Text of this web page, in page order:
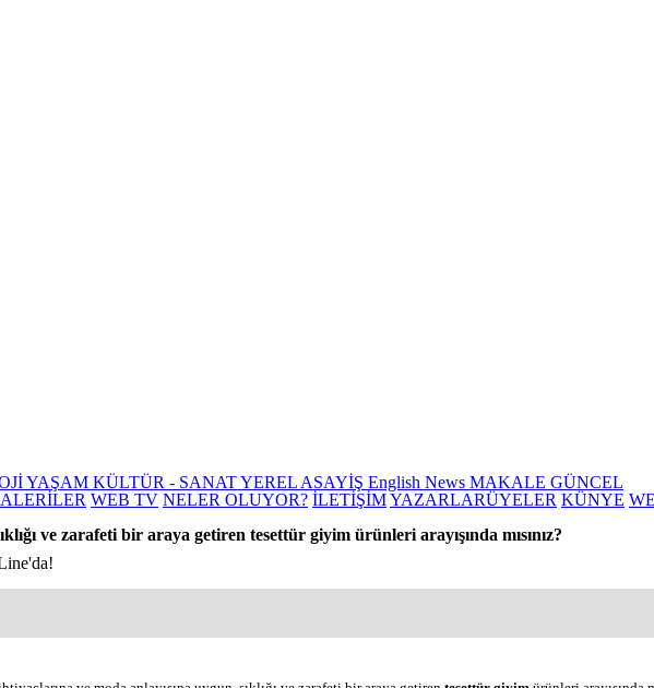
YAŞAM KÜLTÜR - SANATYEREL ASAYİŞ English News MAKALE GÜNCEL
WEB TV NELER OLUYOR? İLETİŞİMYAZARLARÜYELER KÜNYE
ve zarafeti bir araya getiren tesettür giyim ürünleri arayışında mısınız?